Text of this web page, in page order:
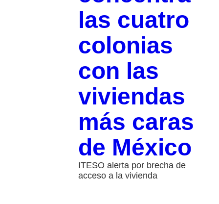
las cuatro
colonias
con las
viviendas
más caras
de México
ITESO alerta por brecha de
acceso a la vivienda